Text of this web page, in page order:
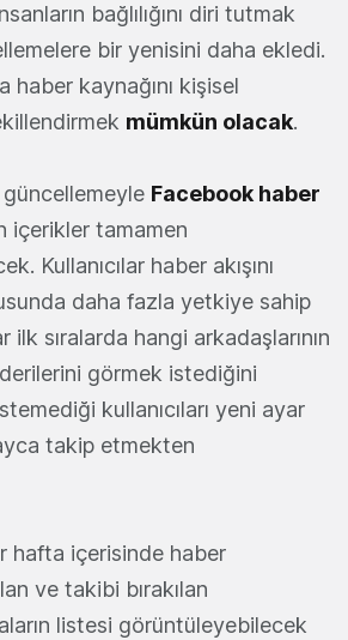
bağlılığını diri tutmak
bir yenisini daha ekledi.
haber kaynağını kişisel
mümkün olacak.
Facebook haber
içerikler tamamen
Kullanıcılar haber akışını
daha fazla yetkiye sahip
ilk sıralarda hangi arkadaşlarının
görmek istediğini
kullanıcıları yeni ayar
takip etmekten
hafta içerisinde haber
ve takibi bırakılan
listesi görüntüleyebilecek